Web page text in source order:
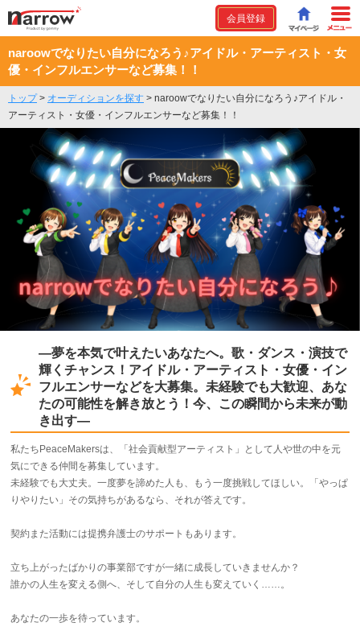
会員登録
naroowでなりたい自分になろう♪アイドル・アーティスト・女
優・インフルエンサーなど募集！！
トップ> オーディションを探す > naroowでなりたい自分になろう♪アイドル・
アーティスト・女優・インフルエンサーなど募集！！
―夢を本気で叶えたいあなたへ。歌・ダンス・演技で
輝くチャンス！アイドル・アーティスト・女優・イン
フルエンサーなどを大募集。未経験でも大歓迎、あな
たの可能性を解き放とう！今、この瞬間から未来が動
き出す―
私たちPeaceMakersは、「社会貢献型アーティスト」として人や世の中を元
気にできる仲間を募集しています。
未経験でも大丈夫。一度夢を諦めた人も、もう一度挑戦してほしい。「やっぱ
りやりたい」その気持ちがあるなら、それが答えです。
契約また活動には提携弁護士のサポートもあります。
立ち上がったばかりの事業部ですが一緒に成長していきませんか？
誰かの人生を変える側へ、そして自分の人生も変えていく……。
あなたの一歩を待っています。